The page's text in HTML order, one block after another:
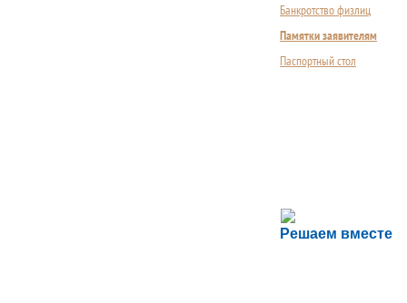
Банкротство физлиц
Памятки заявителям
Паспортный стол
Решаем вместе
Сложности с
Сообщите об этом